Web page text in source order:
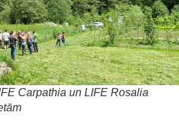
Carpathia un LIFE Rosalia